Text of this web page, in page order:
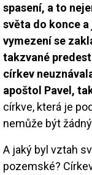
spasení, a to
světa do konce
vymezení se
takzvané
církev
apoštol Pavel,
církve, která je
nemůže být
A jaký byl vztah
pozemské?